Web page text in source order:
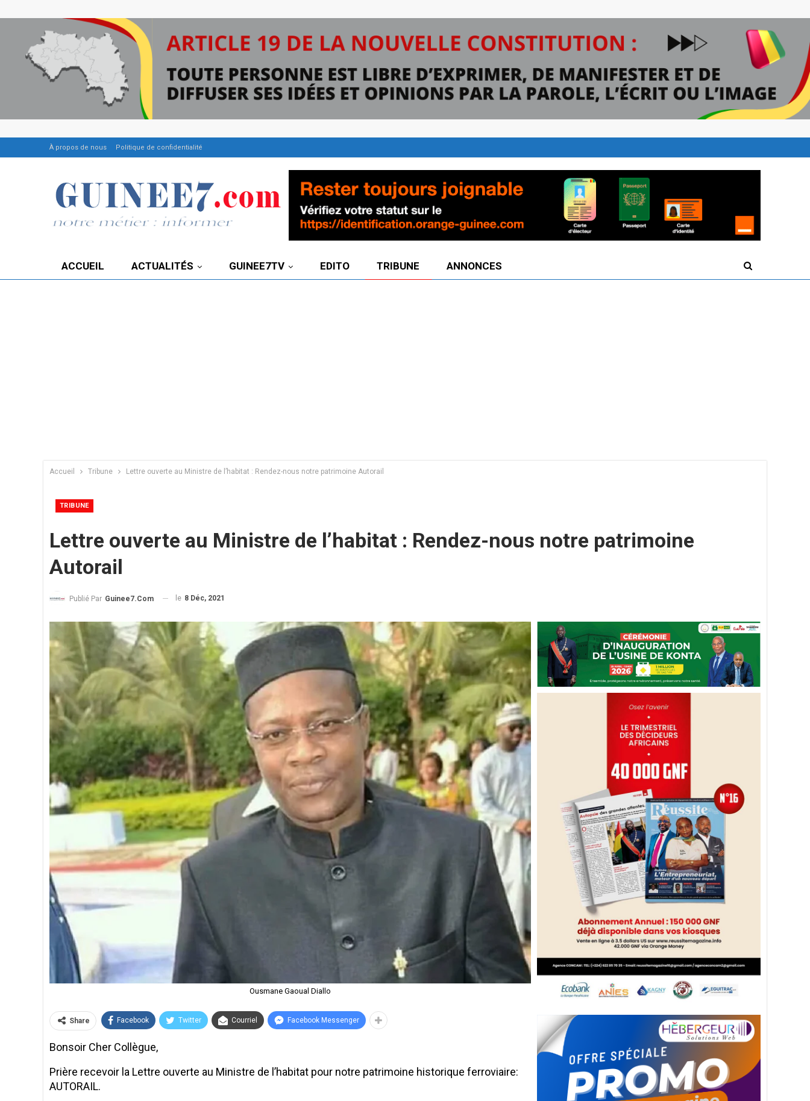
À propos de nous Politique de confidentialité
ACCUEIL ACTUALITÉS GUINEE7TV EDITO TRIBUNE ANNONCES
Accueil Tribune Lettre ouverte au Ministre de l’habitat : Rendez-nous notre patrimoine Autorail
TRIBUNE
Lettre ouverte au Ministre de l’habitat : Rendez-nous notre patrimoine
Autorail
Publié Par Guinee7.com le 8 Déc, 2021
Ousmane Gaoual Diallo
Share Facebook Twitter Courriel Facebook Messenger
Bonsoir Cher Collègue,
Prière recevoir la Lettre ouverte au Ministre de l’habitat pour notre patrimoine historique ferroviaire:
AUTORAIL.